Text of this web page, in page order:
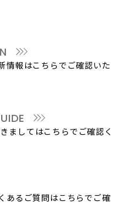
情報はこちらでご確認いた
ましてはこちらでご確認く
あるご質問はこちらでご確